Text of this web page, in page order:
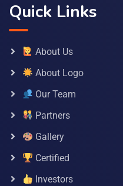
Quick Links
About Us
About Logo
Our Team
Partners
Gallery
Certified
Investors